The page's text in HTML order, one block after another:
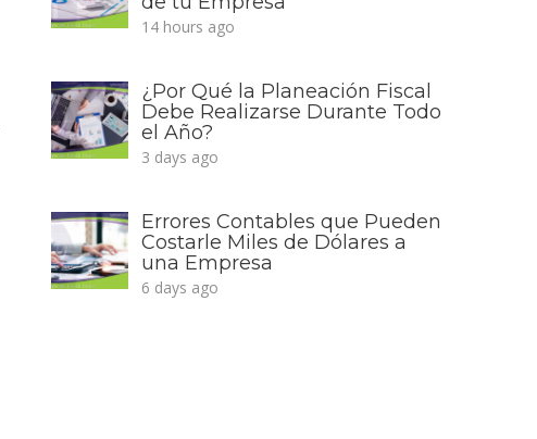
14 hours ago
¿Por Qué la Planeación Fiscal
Debe Realizarse Durante Todo
el Año?
3 days ago
Errores Contables que Pueden
Costarle Miles de Dólares a
una Empresa
6 days ago